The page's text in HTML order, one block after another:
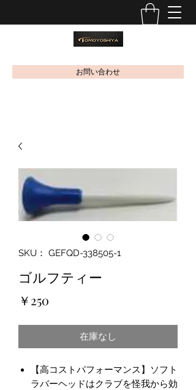
お問い合わせ
SKU： GEFQD-338505-1
ゴルフティー
￥250
在庫なし
【高コストパフォーマンス】ソフト
ラバーヘッドはクラブを怪我から効